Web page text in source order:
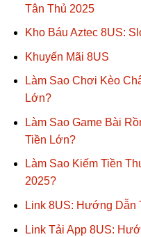
Tân Thủ 2025
Kho Báu Aztec 8US:
Khuyến Mãi 8US
Làm Sao Chơi Kèo
Lớn?
Làm Sao Game Bài
Tiền Lớn?
Làm Sao Kiếm Tiền
2025?
Link 8US: Hướng Dẫn
Link Tải App 8US: